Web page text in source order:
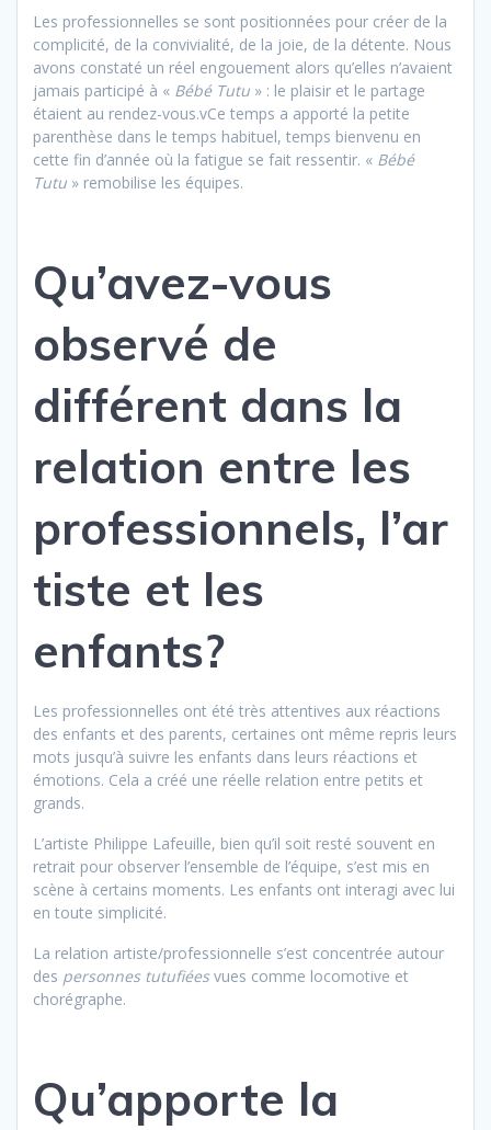
Les professionnelles se sont positionnées pour créer de la
complicité, de la convivialité, de la joie, de la détente. Nous
avons constaté un réel engouement alors qu’elles n’avaient
jamais participé à « Bébé Tutu » : le plaisir et le partage
étaient au rendez-vous.vCe temps a apporté la petite
parenthèse dans le temps habituel, temps bienvenu en
cette fin d’année où la fatigue se fait ressentir. « Bébé
Tutu » remobilise les équipes.
Qu’avez-vous
observé de
différent dans la
relation entre les
professionnels, l’ar
tiste et les
enfants?
Les professionnelles ont été très attentives aux réactions
des enfants et des parents, certaines ont même repris leurs
mots jusqu’à suivre les enfants dans leurs réactions et
émotions. Cela a créé une réelle relation entre petits et
grands.
L’artiste Philippe Lafeuille, bien qu’il soit resté souvent en
retrait pour observer l’ensemble de l’équipe, s’est mis en
scène à certains moments. Les enfants ont interagi avec lui
en toute simplicité.
La relation artiste/professionnelle s’est concentrée autour
des personnes tutufiéesvues comme locomotive et
chorégraphe.
Qu’apporte la